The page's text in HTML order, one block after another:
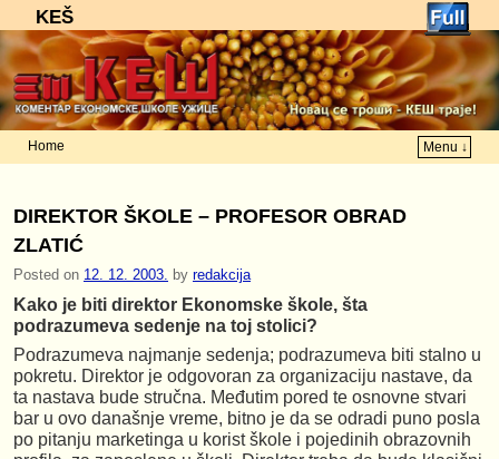
KEŠ
Home
Menu ↓
DIREKTOR ŠKOLE – PROFESOR OBRAD
ZLATIĆ
Posted on 12. 12. 2003. by redakcija
Kako je biti direktor Ekonomske škole, šta
podrazumeva sedenje na toj stolici?
Podrazumeva najmanje sedenja; podrazumeva biti stalno u
pokretu. Direktor je odgovoran za organizaciju nastave, da
ta nastava bude stručna. Međutim pored te osnovne stvari
bar u ovo današnje vreme, bitno je da se odradi puno posla
po pitanju marketinga u korist škole i pojedinih obrazovnih